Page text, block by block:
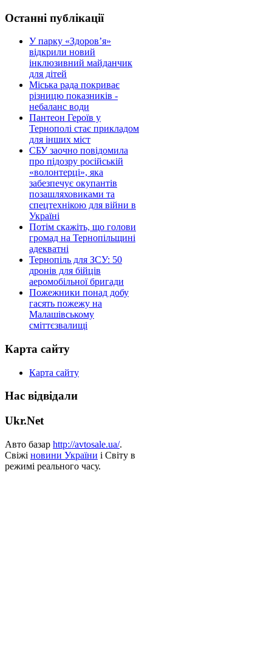
Останні публікації
У парку «Здоров’я»
відкрили новий
інклюзивний майданчик
для дітей
Міська рада покриває
різницю показників -
небаланс води
Пантеон Героїв у
Тернополі стає прикладом
для інших міст
СБУ заочно повідомила
про підозру російській
«волонтерці», яка
забезпечує окупантів
позашляховиками та
спецтехнікою для війни в
Україні
Потім скажіть, що голови
громад на Тернопільщині
адекватні
Тернопіль для ЗСУ: 50
дронів для бійців
аеромобільної бригади
Пожежники понад добу
гасять пожежу на
Малашівському
сміттєзвалищі
Карта сайту
Карта сайту
Нас відвідали
Ukr.Net
Авто базар http://avtosale.ua/.
Свіжі новини України і Світу в
режимі реального часу.